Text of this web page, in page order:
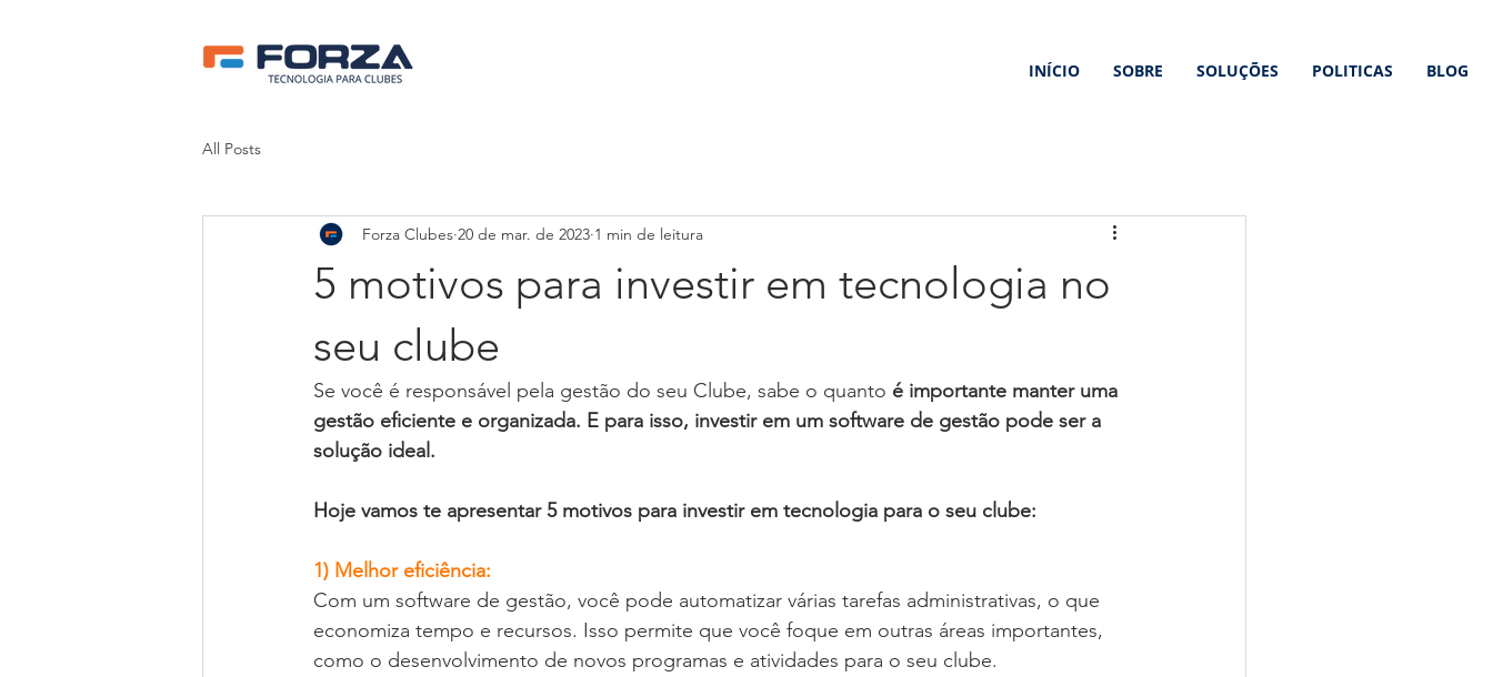
INÍCIO SOBRE SOLUÇÕES POLITICAS BLOG
All Posts
5 motivos para investir em tecnologia no
seu clube
Forza Clubes 20 de mar. de 2023 1 min de leitura
Se você é responsável pela gestão do seu Clube, sabe o quanto é importante manter uma
gestão eficiente e organizada. E para isso, investir em um software de gestão pode ser a
solução ideal.
Hoje vamos te apresentar 5 motivos para investir em tecnologia para o seu clube:
1) Melhor eficiência:
Com um software de gestão, você pode automatizar várias tarefas administrativas, o que
economiza tempo e recursos. Isso permite que você foque em outras áreas importantes,
como o desenvolvimento de novos programas e atividades para o seu clube.